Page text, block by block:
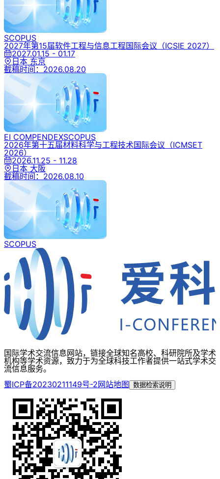
SCOPUS
2027年第15届软件工程与信息工程国际会议 （ICSIE 2027）
2027.01.15 - 01.17
日本 东京
截稿时间： 2026.08.20
EI COMPENDEXSCOPUS
2026年第十五届材料科学与工程技术国际会议 （ICMSET
2026）
2026.11.25 - 11.28
日本 大阪
截稿时间： 2026.08.10
SCOPUS
国际学术交流信息网站，链接全球知名高校、科研院所及学术
机构等学术资源，致力于为全球科技工作者提供一站式学术交
流信息服务。
蜀ICP备20230211149号-2网站地图 数据检索说明